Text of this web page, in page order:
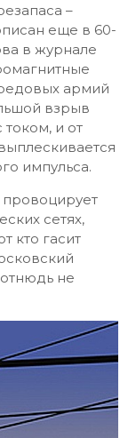
–
еще в 60-
в журнале
армий
взрыв
и от
импульса.
провоцирует
сетях,
кто гасит
не